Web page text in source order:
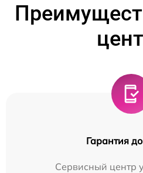
Гарантия
Сервисный центр